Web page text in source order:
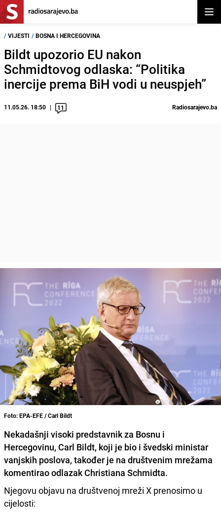
/ VIJESTI / BOSNA I HERCEGOVINA
Bildt upozorio EU nakon
Schmidtovog odlaska: “Politika
inercije prema BiH vodi u neuspjeh”
11.05.26. 18:50 11 Radiosarajevo.ba
Foto: EPA-EFE / Carl Bildt
Nekadašnji visoki predstavnik za Bosnu i
Hercegovinu, Carl Bildt, koji je bio i švedski ministar
vanjskih poslova, također je na društvenim mrežama
komentirao odlazak Christiana Schmidta.
Njegovu objavu na društvenoj mreži X prenosimo u
cijelosti: